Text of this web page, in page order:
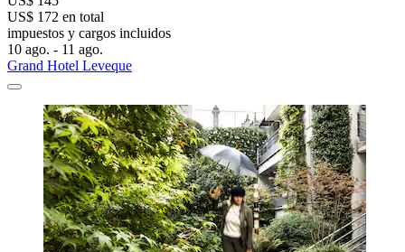
US$ 172 en total
impuestos y cargos incluidos
10 ago. - 11 ago.
Grand Hotel Leveque